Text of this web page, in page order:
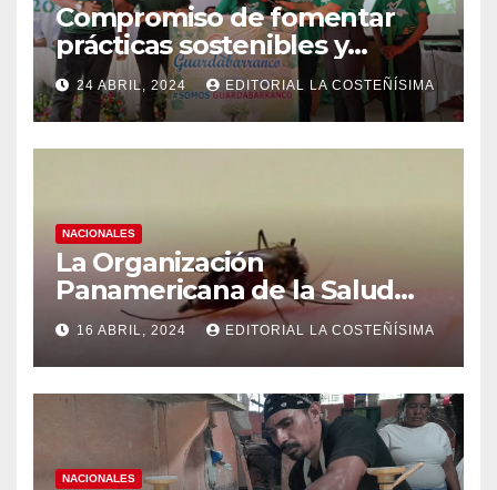
Compromiso de fomentar
prácticas sostenibles y
conciencia ecológica en las
instituciones educativas
24 ABRIL, 2024 EDITORIAL LA COSTEÑÍSIMA
NACIONALES
La Organización
Panamericana de la Salud
(OPS), recomienda reforzar
medidas ante el aumento de
casos de dengue
16 ABRIL, 2024 EDITORIAL LA COSTEÑÍSIMA
NACIONALES